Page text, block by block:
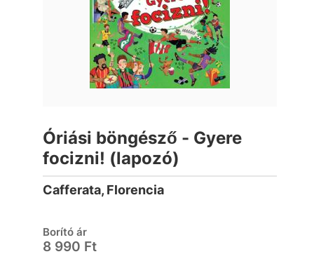
Óriási böngésző - Gyere
focizni! (lapozó)
Cafferata, Florencia
Borító ár
8 990 Ft